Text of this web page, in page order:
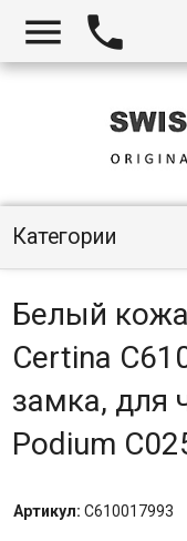
 
Категории
Белый
Certina
замка, для
Podium
Артикул: C610017993